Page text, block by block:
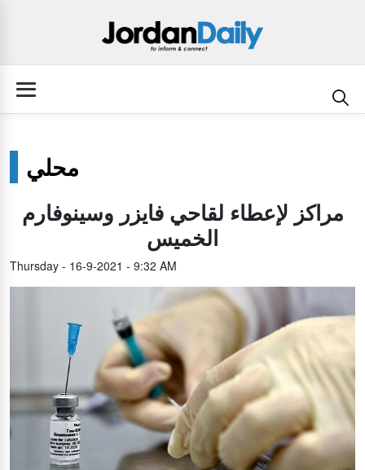
محلي
مراكز لإعطاء لقاحي فايزر وسينوفارم
الخميس
Thursday - 16-9-2021 - 9:32 AM